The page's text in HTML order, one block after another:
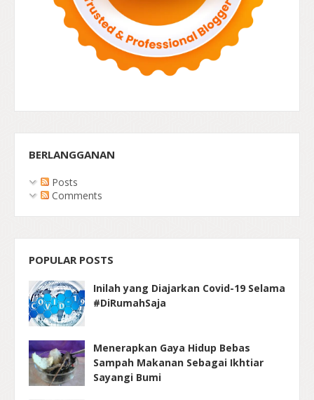
BERLANGGANAN
Posts
Comments
POPULAR POSTS
Inilah yang Diajarkan Covid-19 Selama
#DiRumahSaja
Menerapkan Gaya Hidup Bebas
Sampah Makanan Sebagai Ikhtiar
Sayangi Bumi